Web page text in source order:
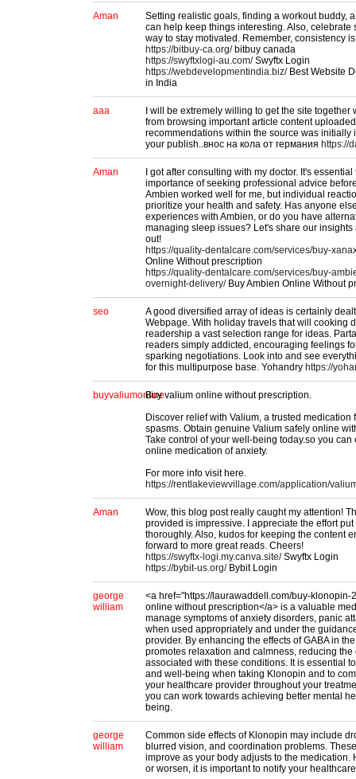
Aman
Setting realistic goals, finding a workout buddy,
can help keep things interesting. Also, celebrate
way to stay motivated. Remember, consistency
https://bitbuy-ca.org/bitbuy canada
https://swyftxlogi-au.com/Swyftx Login
https://webdevelopmentindia.biz/Best Website
in India
aaa
I will be extremely willing to get the site
from browsing important article content
recommendations within the source was initially
your publish..внос на кола от германия https://
Aman
I got after consulting with my doctor. It's
importance of seeking professional advice
Ambien worked well for me, but individual
prioritize your health and safety. Has anyone
experiences with Ambien, or do you have
managing sleep issues? Let's share our
out!
https://quality-dentalcare.com/services/buy-
Online Without prescription
https://quality-dentalcare.com/services/buy-
overnight-delivery/Buy Ambien Online Without
seo
A good diversified array of ideas is certainly
Webpage. With holiday travels that will cooking
readership a vast selection range for ideas.
readers simply addicted, encouraging feelings
sparking negotiations. Look into and see
for this multipurpose base. Yohandry https://
buyvaliumonlineBuy valium online without prescription.
Discover relief with Valium, a trusted medication
spasms. Obtain genuine Valium safely online
Take control of your well-being today.so you can
online medication of anxiety.
For more info visit here.
https://rentlakeviewvillage.com/application/
Aman
Wow, this blog post really caught my attention!
provided is impressive. I appreciate the effort
thoroughly. Also, kudos for keeping the content
forward to more great reads. Cheers!
https://swyftx-logi.my.canva.site/Swyftx Login
https://bybit-us.org/Bybit Login
george
william
<a href="https://laurawaddell.com/buy-
online without prescription</a> is a valuable
manage symptoms of anxiety disorders, panic
when used appropriately and under the
provider. By enhancing the effects of GABA in
promotes relaxation and calmness, reducing the
associated with these conditions. It is essential
and well-being when taking Klonopin and to
your healthcare provider throughout your
you can work towards achieving better mental
being.
george
william
Common side effects of Klonopin may include
blurred vision, and coordination problems.
improve as your body adjusts to the medication.
or worsen, it is important to notify your